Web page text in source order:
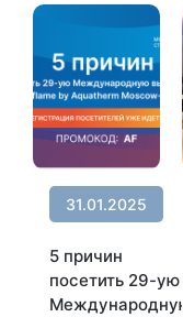
31.01.2025
5 причин
посетить 29-ую
Международную